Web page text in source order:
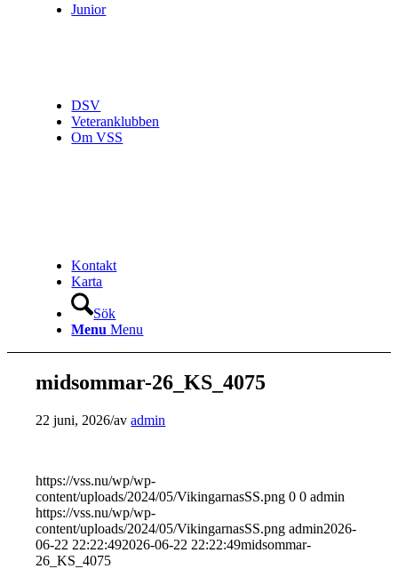
Junior
DSV
Veteranklubben
Om VSS
Kontakt
Karta
Sök
Menu Menu
midsommar-26_KS_4075
22 juni, 2026/avadmin
https://vss.nu/wp/wp-
content/uploads/2024/05/VikingarnasSS.png 0 0 admin
https://vss.nu/wp/wp-
content/uploads/2024/05/VikingarnasSS.png admin2026-
06-22 22:22:492026-06-22 22:22:49midsommar-
26_KS_4075